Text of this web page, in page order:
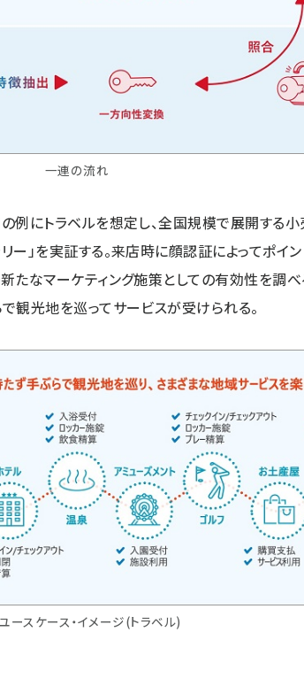
一連の流れ
例にトラベルを想定し、全国規模で展開する
ー」を実証する。来店時に顔認証によってポイ
たなマーケティング施策としての有効性を調べ
観光地を巡ってサービスが受けられる。
ースケース・イメージ(トラベル)